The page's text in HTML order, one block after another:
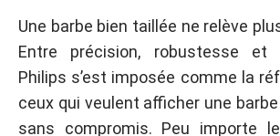
Une barbe bien taillée ne relève
Entre précision, robustesse et
Philips s’est imposée comme la
ceux qui veulent afficher une
sans compromis. Peu importe